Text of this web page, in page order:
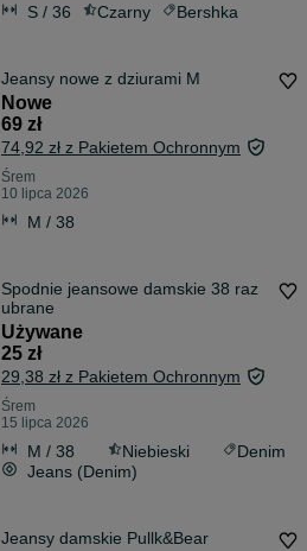
S / 36 Czarny Bershka
Jeansy nowe z dziurami M
Nowe
69 zł
74,92 zł z Pakietem Ochronnym
Śrem
10 lipca 2026
M / 38
Spodnie jeansowe damskie 38 raz
ubrane
Używane
25 zł
29,38 zł z Pakietem Ochronnym
Śrem
15 lipca 2026
M / 38 Niebieski
Denim
Jeans (Denim)
Jeansy damskie Pullk&Bear